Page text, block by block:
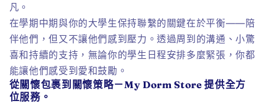
凡。
在學期中期與你的大學生保持聯繫的關鍵在於平衡——陪
伴他們，但又不讓他們感到壓力。透過周到的溝通、小驚
喜和持續的支持，無論你的學生日程安排多麼緊張，你都
能讓他們感受到愛和鼓勵。
從關懷包裹到關懷策略－My Dorm Store 提供全方
位服務。